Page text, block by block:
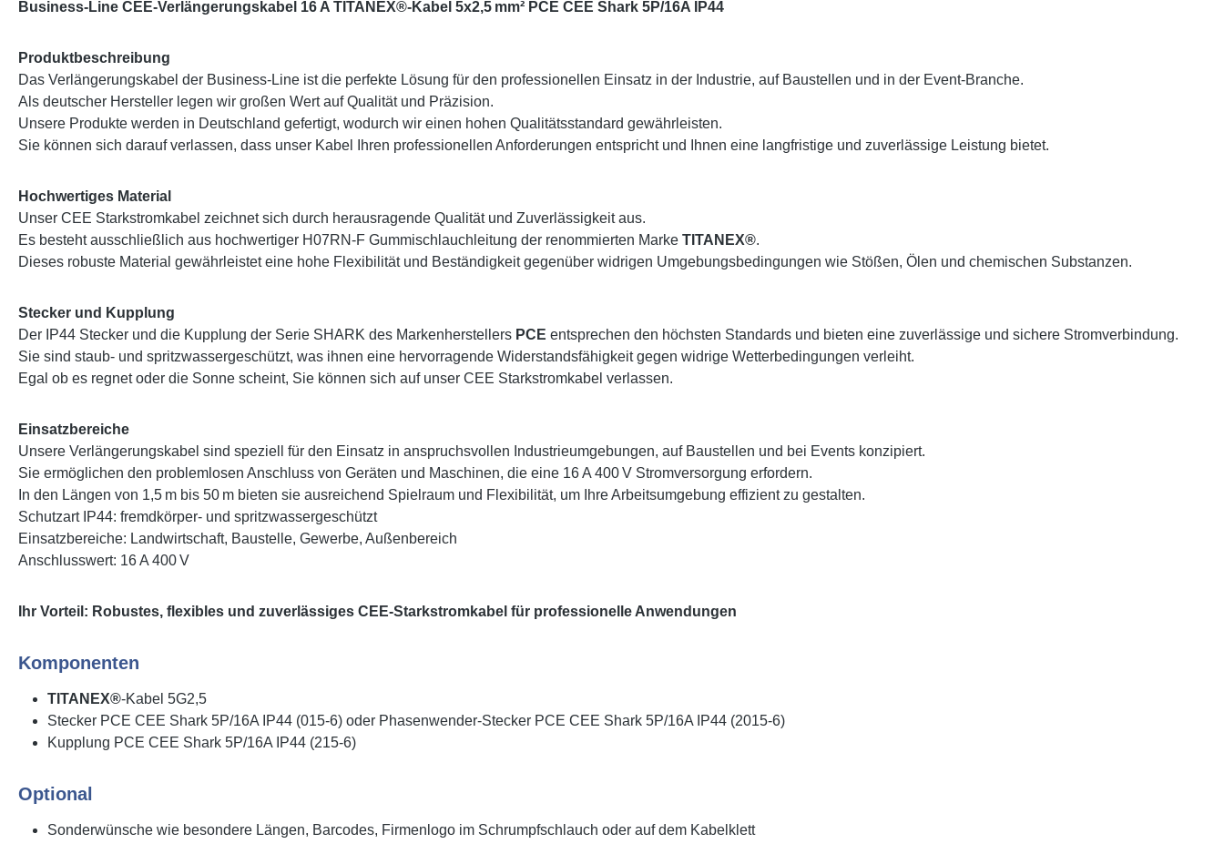
Business-Line CEE-Verlängerungskabel 16 A TITANEX®-Kabel 5x2,5 mm² PCE CEE Shark 5P/16A IP44
Produktbeschreibung
Das Verlängerungskabel der Business-Line ist die perfekte Lösung für den professionellen Einsatz in der Industrie, auf Baustellen und in der Event-Branche.
Als deutscher Hersteller legen wir großen Wert auf Qualität und Präzision.
Unsere Produkte werden in Deutschland gefertigt, wodurch wir einen hohen Qualitätsstandard gewährleisten.
Sie können sich darauf verlassen, dass unser Kabel Ihren professionellen Anforderungen entspricht und Ihnen eine langfristige und zuverlässige Leistung bietet.
Hochwertiges Material
Unser CEE Starkstromkabel zeichnet sich durch herausragende Qualität und Zuverlässigkeit aus.
Es besteht ausschließlich aus hochwertiger H07RN-F Gummischlauchleitung der renommierten Marke TITANEX®.
Dieses robuste Material gewährleistet eine hohe Flexibilität und Beständigkeit gegenüber widrigen Umgebungsbedingungen wie Stößen, Ölen und chemischen Substanzen.
Stecker und Kupplung
Der IP44 Stecker und die Kupplung der Serie SHARK des Markenherstellers PCE entsprechen den höchsten Standards und bieten eine zuverlässige und sichere Stromverbindung.
Sie sind staub- und spritzwassergeschützt, was ihnen eine hervorragende Widerstandsfähigkeit gegen widrige Wetterbedingungen verleiht.
Egal ob es regnet oder die Sonne scheint, Sie können sich auf unser CEE Starkstromkabel verlassen.
Einsatzbereiche
Unsere Verlängerungskabel sind speziell für den Einsatz in anspruchsvollen Industrieumgebungen, auf Baustellen und bei Events konzipiert.
Sie ermöglichen den problemlosen Anschluss von Geräten und Maschinen, die eine 16 A 400 V Stromversorgung erfordern.
In den Längen von 1,5 m bis 50 m bieten sie ausreichend Spielraum und Flexibilität, um Ihre Arbeitsumgebung effizient zu gestalten.
Schutzart IP44: fremdkörper- und spritzwassergeschützt
Einsatzbereiche: Landwirtschaft, Baustelle, Gewerbe, Außenbereich
Anschlusswert: 16 A 400 V
Ihr Vorteil: Robustes, flexibles und zuverlässiges CEE-Starkstromkabel für professionelle Anwendungen
Komponenten
TITANEX®-Kabel 5G2,5
Stecker PCE CEE Shark 5P/16A IP44 (015-6) oder Phasenwender-Stecker PCE CEE Shark 5P/16A IP44 (2015-6)
Kupplung PCE CEE Shark 5P/16A IP44 (215-6)
Optional
Sonderwünsche wie besondere Längen, Barcodes, Firmenlogo im Schrumpfschlauch oder auf dem Kabelklett